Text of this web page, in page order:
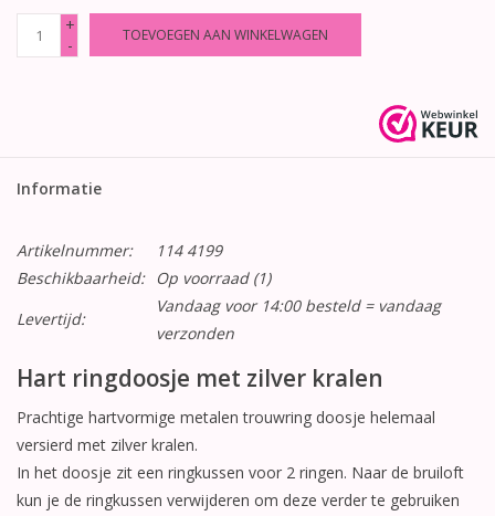
+
-
TOEVOEGEN AAN WINKELWAGEN
Informatie
Artikelnummer:
114 4199
Beschikbaarheid:
Op voorraad(1)
Levertijd:
Vandaag voor 14:00 besteld = vandaag
verzonden
Hart ringdoosje met zilver kralen
Prachtige hartvormige metalen trouwring doosje helemaal
versierd met zilver kralen.
In het doosje zit een ringkussen voor 2 ringen. Naar de bruiloft
kun je de ringkussen verwijderen om deze verder te gebruiken